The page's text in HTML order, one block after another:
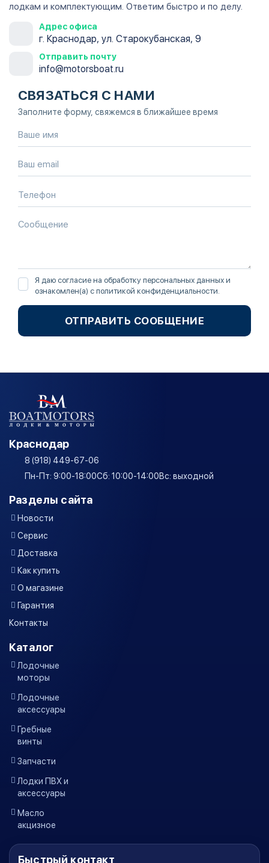
лодкам и комплектующим. Ответим быстро и по делу.
Адрес офиса
г. Краснодар, ул. Старокубанская, 9
Отправить почту
info@motorsboat.ru
СВЯЗАТЬСЯ С НАМИ
Заполните форму, свяжемся в ближайшее время
Я даю согласие на обработку персональных данных и
ознакомлен(а) с политикой конфиденциальности
ОТПРАВИТЬ СООБЩЕНИЕ
Краснодар
8 (918) 449-67-06
Пн-Пт: 9:00-18:00Сб: 10:00-14:00Вс: выходной
Разделы сайта
Новости
Сервис
Доставка
Как купить
О магазине
Гарантия
Контакты
Каталог
Лодочные
моторы
Лодочные
аксессуары
Гребные
винты
Запчасти
Лодки ПВХ и
аксессуары
Масло
акцизное
Быстрый контакт